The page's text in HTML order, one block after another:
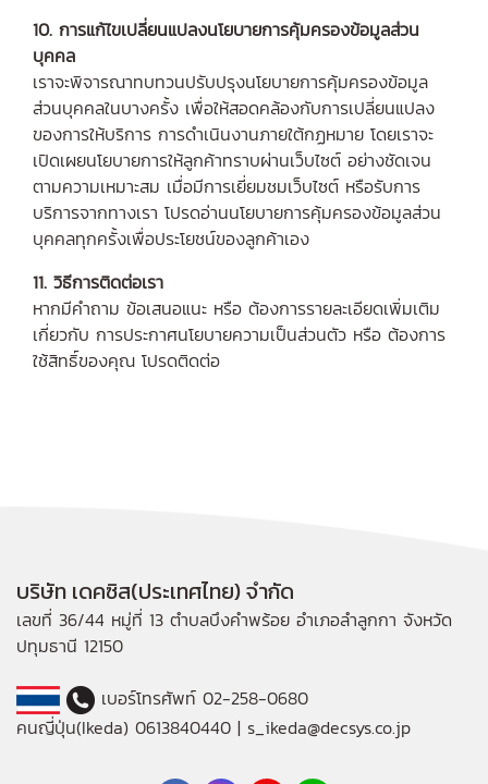
10. การแก้ไขเปลี่ยนแปลงนโยบายการคุ้มครองข้อมูลส่วน
บุคคล
เราจะพิจารณาทบทวนปรับปรุงนโยบายการคุ้มครองข้อมูล
ส่วนบุคคลในบางครั้ง เพื่อให้สอดคล้องกับการเปลี่ยนแปลง
ของการให้บริการ การดำเนินงานภายใต้กฏหมาย โดยเราจะ
เปิดเผยนโยบายการให้ลูกค้าทราบผ่านเว็บไซต์ อย่างชัดเจน
ตามความเหมาะสม เมื่อมีการเยี่ยมชมเว็บไซต์ หรือรับการ
บริการจากทางเรา โปรดอ่านนโยบายการคุ้มครองข้อมูลส่วน
บุคคลทุกครั้งเพื่อประโยชน์ของลูกค้าเอง
11. วิธีการติดต่อเรา
หากมีคำถาม ข้อเสนอแนะ หรือ ต้องการรายละเอียดเพิ่มเติม
เกี่ยวกับ การประกาศนโยบายความเป็นส่วนตัว หรือ ต้องการ
ใช้สิทธิ์ของคุณ โปรดติดต่อ
บริษัท เดคซิส(ประเทศไทย) จำกัด
เลขที่ 36/44 หมู่ที่ 13 ตำบลบึงคำพร้อย อำเภอลำลูกกา จังหวัด
ปทุมธานี 12150
เบอร์โทรศัพท์ 02-258-0680
คนญี่ปุ่น(Ikeda) 0613840440 | s_ikeda@decsys.co.jp